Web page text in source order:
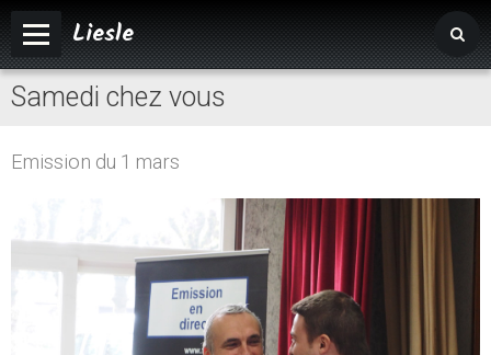
Liesle
Accueil
Tourisme
Samedi chez vous
Emission du 1 mars